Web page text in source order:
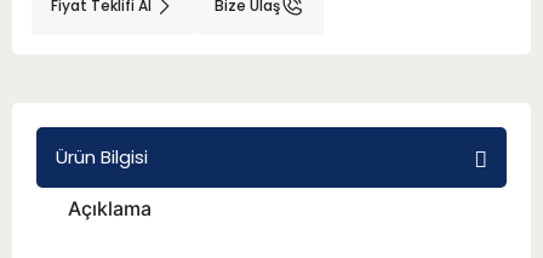
Adaptörler
Aksesuarlar
Fiyat Teklifi Al Bize Ulaş
Ürün Bilgisi
Açıklama